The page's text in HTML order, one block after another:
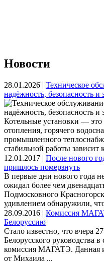
Новости
28.01.2026 | Техническое
надёжность, безопасность и
Котельные установки — это
отопления, горячего
промышленного
стабильной работы
12.01.2017 | После нового
пришлось померзнуть
В первые дни нового года
ожидал более чем
Подмосковного
удивлением обнаружили,
28.09.2016 | Комиссия
Белоруссию
Стало известно, что вчера
Белорусского руководства
комиссия МАГАТЭ. Данная
от Михаила ...